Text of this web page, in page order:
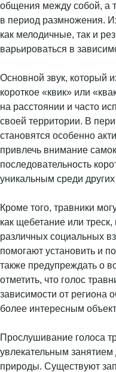
общения между собой, а
в период размножения.
как мелодичные, так и
варьироваться в
Основной звук, который
короткое «квик» или
на расстоянии и часто
своей территории. В
становятся особенно
привлечь внимание
последовательность
уникальным среди других
Кроме того, травники
как щебетание или
различных социальных
помогают установить и
также предупреждать о
отметить, что голос
зависимости от региона
более интересным
Прослушивание голоса
увлекательным
природы. Существуют